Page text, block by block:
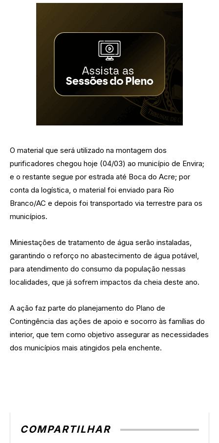
O material que será utilizado na montagem dos
purificadores chegou hoje (04/03) ao município de Envira;
e o restante segue por estrada até Boca do Acre; por
conta da logística, o material foi enviado para Rio
Branco/AC e depois foi transportado via terrestre para os
municípios.
Miniestações de tratamento de água serão instaladas,
garantindo o reforço no abastecimento de água potável,
para atendimento do consumo da população nessas
localidades, que já sofrem impactos da cheia deste ano.
A ação faz parte do planejamento do Plano de
Contingência das ações de apoio e socorro às famílias do
interior, que tem como objetivo assegurar as necessidades
dos municípios mais atingidos pela enchente.
COMPARTILHAR